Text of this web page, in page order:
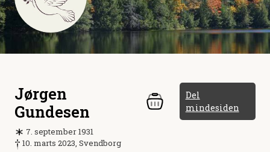
Jørgen
Gundesen
Del
mindesiden
7. september 1931
10. marts 2023, Svendborg